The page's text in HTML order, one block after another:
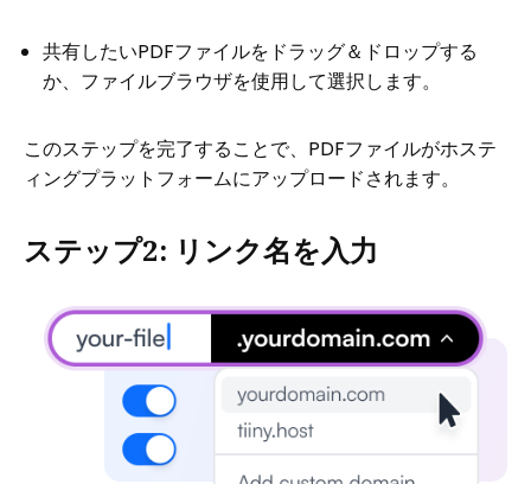
共有したいPDFファイルをドラッグ＆ドロップする
か、ファイルブラウザを使用して選択します。
このステップを完了することで、PDFファイルがホステ
ィングプラットフォームにアップロードされます。
ステップ2: リンク名を入力